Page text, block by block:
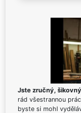
Jste zručný,
rád všestrannou
byste si mohl